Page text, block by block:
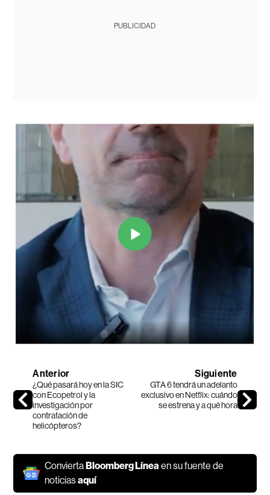
PUBLICIDAD
Anterior
¿Qué pasará hoy en la SIC
con Ecopetrol y la
investigación por
contratación de
helicópteros?
Siguiente
GTA 6 tendrá un adelanto
exclusivo en Netflix: cuándo
se estrena y a qué hora
ConviertaBloomberg Líneaen su fuente de
noticiasaquí